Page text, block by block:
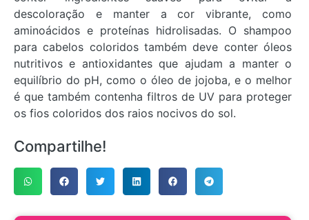
descoloração e manter a cor vibrante, como
aminoácidos e proteínas hidrolisadas. O shampoo
para cabelos coloridos também deve conter óleos
nutritivos e antioxidantes que ajudam a manter o
equilíbrio do pH, como o óleo de jojoba, e o melhor
é que também contenha filtros de UV para proteger
os fios coloridos dos raios nocivos do sol.
Compartilhe!